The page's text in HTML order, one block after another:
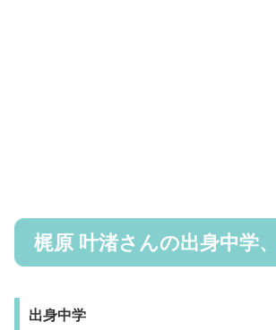
梶原 叶渚さんの出身中学
出身中学